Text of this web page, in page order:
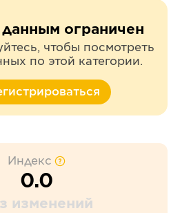
ограничен
чтобы посмотреть
по этой категории.
Индекс
0.0
изменений